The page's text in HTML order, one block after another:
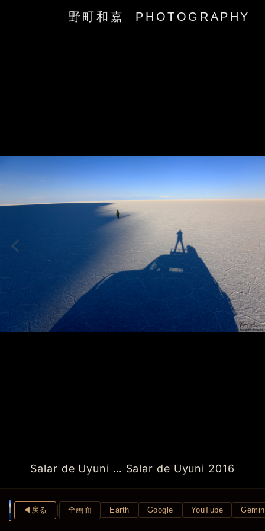
野町和嘉 PHOTOGRAPHY
‹
Salar de Uyuni … Salar de Uyuni 2016
›
◀︎戻る 全画面 Earth Google YouTube